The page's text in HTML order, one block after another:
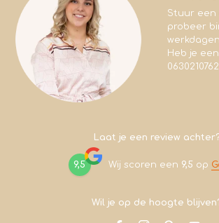
Stuur een
probeer
Heb je
0630210762
Laat je een review
9,5 Wij scoren een 9,5 op
Wil je op de hoogte